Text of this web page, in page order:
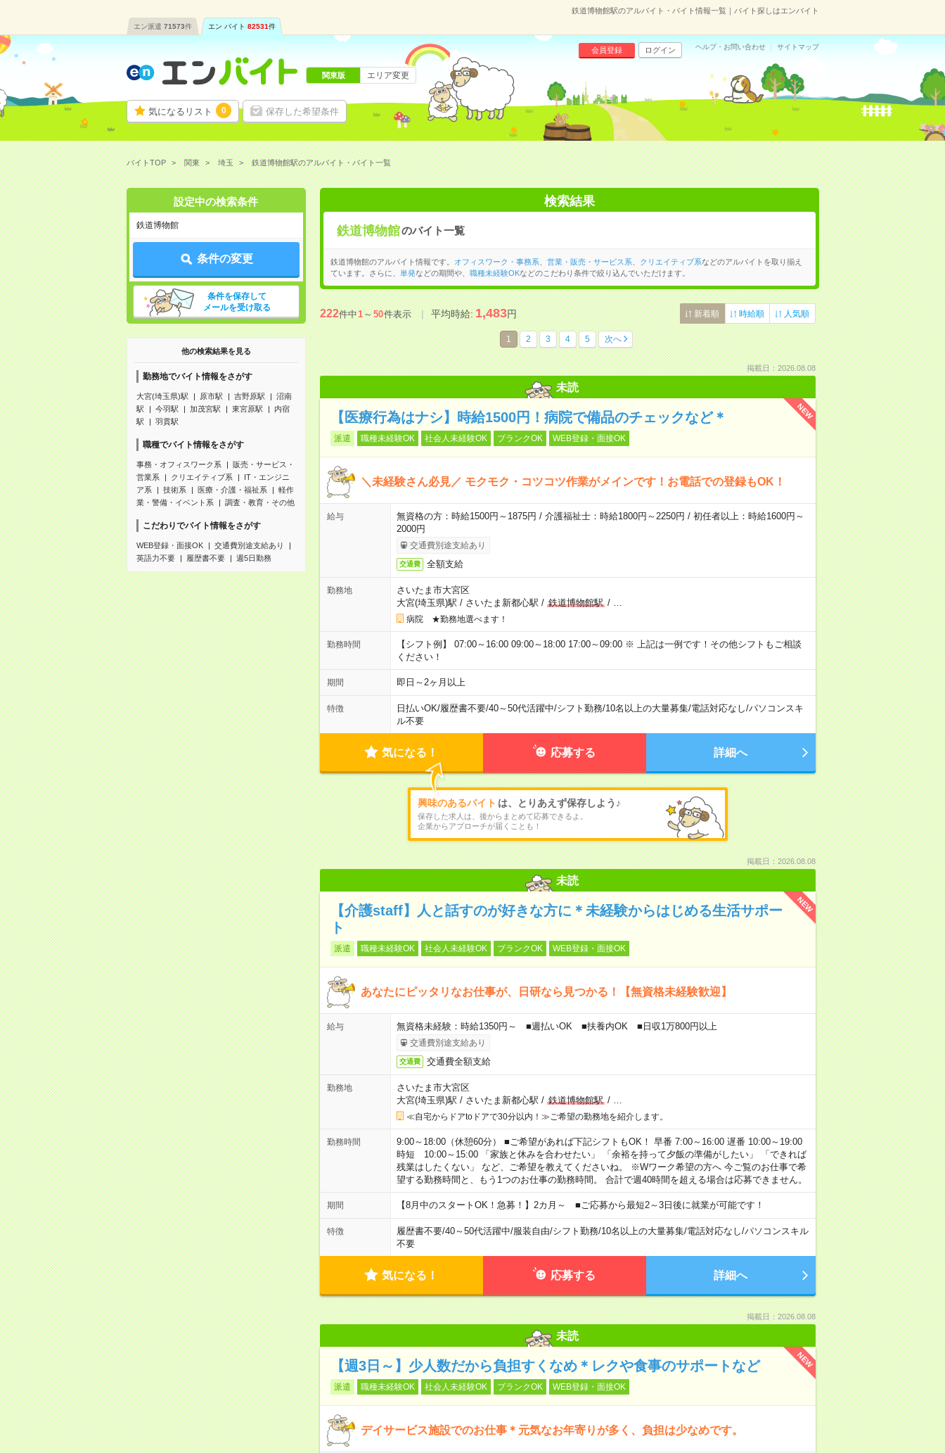
鉄道博物館駅のアルバイト・バイト情報一覧｜バイト探しはエンバイト
エン派遣 71573件 エン バイト 82531件
気になるリスト 0 保存した希望条件
会員登録 ログイン ヘルプ・お問い合わせ サイトマップ
関東版 エリア変更
バイトTOP 関東 埼玉 鉄道博物館駅のアルバイト・バイト一覧
設定中の検索条件
鉄道博物館
条件の変更
条件を保存して
メールを受け取る
他の検索結果を見る
勤務地でバイト情報をさがす
大宮(埼玉県)駅 原市駅 吉野原駅
沼南
駅
今羽駅 加茂宮駅 東宮原駅
内宿
駅
羽貫駅
職種でバイト情報をさがす
事務・オフィスワーク系
販売・サービス・
営業系
クリエイティブ系
IT・エンジニ
ア系
技術系 医療・介護・福祉系
軽作
業・警備・イベント系
調査・教育・その他
こだわりでバイト情報をさがす
WEB登録・面接OK
交通費別途支給あり
英語力不要
履歴書不要 週5日勤務
検索結果
鉄道博物館のバイト一覧
鉄道博物館のアルバイト情報です。 オフィスワーク・事務系 営業・販売・サービス系 クリエイティブ系などのアルバイトを取り揃え
ています。さらに、
単発などの期間や、 職種未経験OKなどのこだわり条件で絞り込んでいただけます。
222件中1～50件表示 平均時給:1,483円 新着順 時給順 人気順
1 2 3 4 5 次へ
掲載日：2026.08.08
未読
NEW
【医療行為はナシ】時給1500円！病院で備品のチェックなど＊
派遣 職種未経験OK 社会人未経験OK ブランクOK WEB登録・面接OK
＼未経験さん必見／ モクモク・コツコツ作業がメインです！お電話での登録もOK！
給与
無資格の方：時給1500円～1875円 / 介護福祉士：時給1800円～2250円 / 初任者以上：時給1600円～
2000円
交通費別途支給あり
交通費 全額支給
勤務地
さいたま市大宮区
大宮(埼玉県)駅 / さいたま新都心駅 / 鉄道博物館駅/
病院 ★勤務地選べます！
勤務時間
【シフト例】 07:00～16:00 09:00～18:00 17:00～09:00 ※ 上記は一例です！その他シフトもご相談
ください！
期間 即日～2ヶ月以上
特徴 日払いOK/履歴書不要/40～50代活躍中/シフト勤務/10名以上の大量募集/電話対応なし/パソコンスキ
ル不要
気になる！ 応募する 詳細へ
興味のあるバイト は、とりあえず保存しよう♪
保存した求人は、後からまとめて応募できるよ。
企業からアプローチが届くことも！
掲載日：2026.08.08
未読
NEW
【介護staff】人と話すのが好きな方に＊未経験からはじめる生活サポー
ト
派遣 職種未経験OK 社会人未経験OK ブランクOK WEB登録・面接OK
あなたにピッタリなお仕事が、日研なら見つかる！【無資格未経験歓迎】
給与 無資格未経験：時給1350円～ ■週払いOK ■扶養内OK ■日収1万800円以上
交通費別途支給あり
交通費 交通費全額支給
勤務地
さいたま市大宮区
大宮(埼玉県)駅 / さいたま新都心駅 / 鉄道博物館駅/
≪自宅からドアtoドアで30分以内！≫ご希望の勤務地を紹介します。
勤務時間
9:00～18:00（休憩60分） ■ご希望があれば下記シフトもOK！ 早番 7:00～16:00 遅番 10:00～19:00
時短 10:00～15:00 「家族と休みを合わせたい」 「余裕を持って夕飯の準備がしたい」 「できれば
残業はしたくない」 など、ご希望を教えてくださいね。 ※Wワーク希望の方へ 今ご覧のお仕事で希
望する勤務時間と、もう1つのお仕事の勤務時間。 合計で週40時間を超える場合は応募できません。
期間 【8月中のスタートOK！急募！】2カ月～ ■ご応募から最短2～3日後に就業が可能です！
特徴 履歴書不要/40～50代活躍中/服装自由/シフト勤務/10名以上の大量募集/電話対応なし/パソコンスキル
不要
気になる！ 応募する 詳細へ
掲載日：2026.08.08
未読
NEW
【週3日～】少人数だから負担すくなめ＊レクや食事のサポートなど
派遣 職種未経験OK 社会人未経験OK ブランクOK WEB登録・面接OK
デイサービス施設でのお仕事＊元気なお年寄りが多く、負担は少なめです。